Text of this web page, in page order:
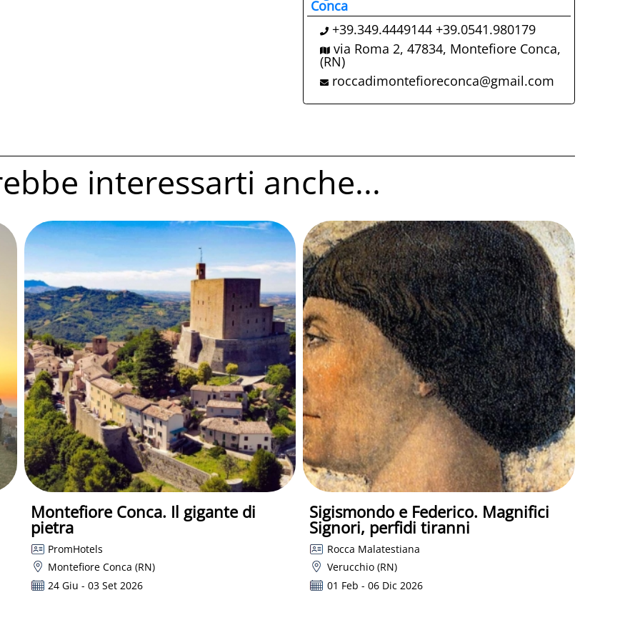
Conca
+39.349.4449144 +39.0541.980179
via Roma 2, 47834, Montefiore Conca,
(RN)
roccadimontefioreconca@gmail.com
interessarti anche...
Montefiore Conca. Il gigante di
pietra
PromHotels
Montefiore Conca (RN)
24 Giu - 03 Set 2026
Sigismondo e Federico. Magnifici
Signori, perfidi tiranni
Rocca Malatestiana
Verucchio (RN)
01 Feb - 06 Dic 2026